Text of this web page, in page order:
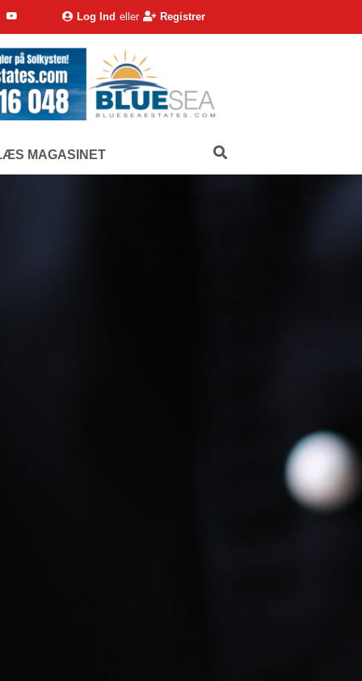
Log Ind eller Registrer
MAGASINET